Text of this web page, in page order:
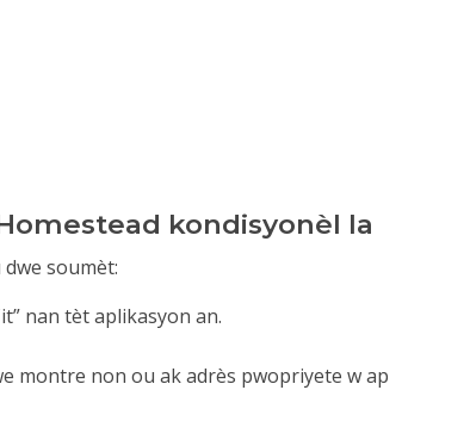
kondisyonèl la
soumèt:
nan tèt aplikasyon an.
montre non ou ak adrès pwopriyete w ap